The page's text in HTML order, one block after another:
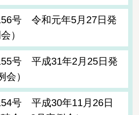
号 令和元年5月27日発
）
号 平成31年2月25日発
会）
号 平成30年11月26日